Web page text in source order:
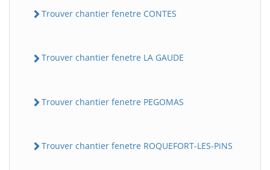
Trouver chantier fenetre CONTES
Trouver chantier fenetre LA GAUDE
Trouver chantier fenetre PEGOMAS
Trouver chantier fenetre ROQUEFORT-LES-PiNS